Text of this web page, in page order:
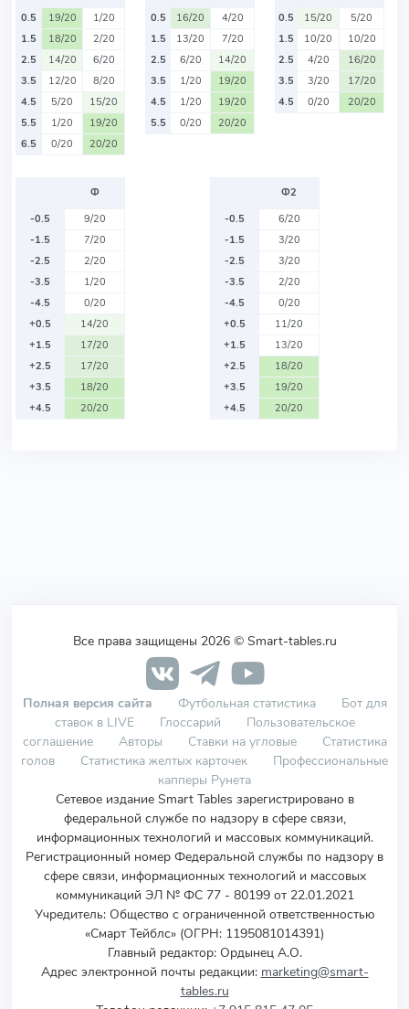
0.5
19/20
1/20
1.5
18/20
2/20
2.5
14/20
6/20
3.5
12/20
8/20
4.5
5/20
15/20
5.5
1/20
19/20
6.5
0/20 20/20
0.5
16/20
4/20
1.5
13/20
7/20
2.5
6/20
14/20
3.5
1/20
19/20
4.5
1/20
19/20
5.5
0/20 20/20
0.5
15/20
5/20
1.5
10/20
10/20
2.5
4/20
16/20
3.5
3/20
17/20
4.5
0/20 20/20
Ф
-0.5
9/20
-1.5
7/20
-2.5
2/20
-3.5
1/20
-4.5
0/20
+0.5
14/20
+1.5
17/20
+2.5
17/20
+3.5
18/20
+4.5
20/20
Ф2
-0.5
6/20
-1.5
3/20
-2.5
3/20
-3.5
2/20
-4.5
0/20
+0.5
11/20
+1.5
13/20
+2.5
18/20
+3.5
19/20
+4.5
20/20
Все права защищены 2026 © Smart-tables.ru
Полная версия сайта Футбольная статистика
Бот для
ставок в LIVE
Глоссарий
Пользовательское
соглашение
Авторы Ставки на угловые
Статистика
голов
Статистика желтых карточек
Профессиональные
капперы Рунета
Сетевое издание Smart Tables зарегистрировано в
федеральной службе по надзору в сфере связи,
информационных технологий и массовых коммуникаций.
Регистрационный номер Федеральной службы по надзору в
сфере связи, информационных технологий и массовых
коммуникаций ЭЛ № ФС 77 - 80199 от 22.01.2021
Учредитель: Общество с ограниченной ответственностью
«Смарт Тейблс» (ОГРН: 1195081014391)
Главный редактор: Ордынец А.О.
Адрес электронной почты редакции: marketing@smart-
tables.ru